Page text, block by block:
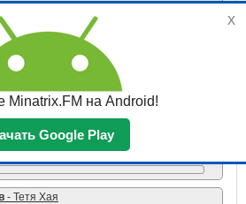
TOP 10 жанра
Друг Друга Бьют
- Я не старый я с пробегом
- Тетя Хая
Minatrix.FM на Android!
Google Play
x